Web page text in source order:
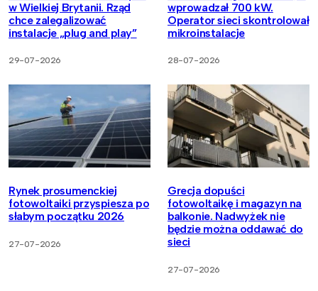
w Wielkiej Brytanii. Rząd
chce zalegalizować
instalacje „plug and play”
29-07-2026
wprowadzał 700 kW.
Operator sieci skontrolował
mikroinstalacje
28-07-2026
Rynek prosumenckiej
fotowoltaiki przyspiesza po
słabym początku 2026
27-07-2026
Grecja dopuści
fotowoltaikę i magazyn na
balkonie. Nadwyżek nie
będzie można oddawać do
sieci
27-07-2026